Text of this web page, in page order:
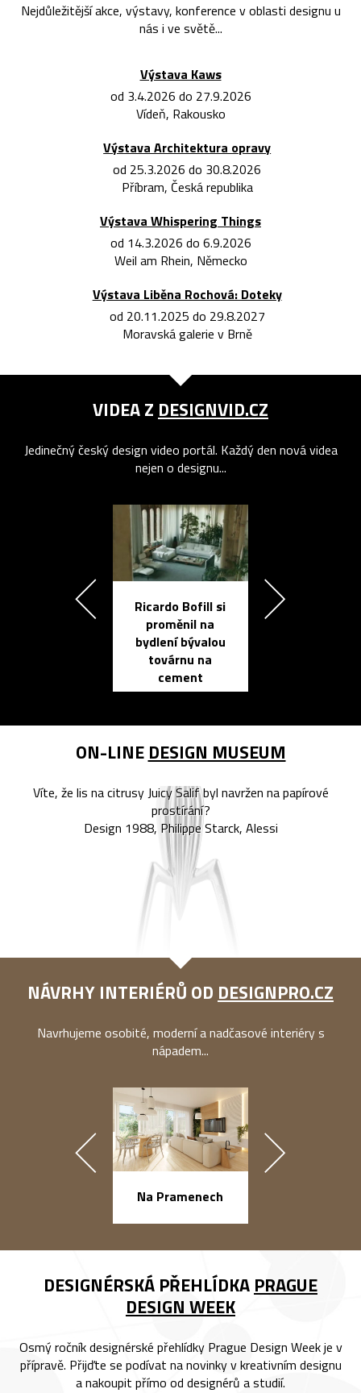
Nejdůležitější akce, výstavy, konference v oblasti designu u
nás i ve světě...
Výstava Kaws
od 3.4.2026 do 27.9.2026
Vídeň, Rakousko
Výstava Architektura opravy
od 25.3.2026 do 30.8.2026
Příbram, Česká republika
Výstava Whispering Things
od 14.3.2026 do 6.9.2026
Weil am Rhein, Německo
Výstava Liběna Rochová: Doteky
od 20.11.2025 do 29.8.2027
Moravská galerie v Brně
VIDEA Z DESIGNVID.CZ
Jedinečný český design video portál. Každý den nová videa
nejen o designu...
Ricardo Bofill si
proměnil na
bydlení bývalou
továrnu na
cement
ON-LINE DESIGN MUSEUM
Víte, že lis na citrusy Juicy Salif byl navržen na papírové
prostírání?
Design 1988, Philippe Starck, Alessi
NÁVRHY INTERIÉRŮ OD DESIGNPRO.CZ
Navrhujeme osobité, moderní a nadčasové interiéry s
nápadem...
Na Pramenech
DESIGNÉRSKÁ PŘEHLÍDKA PRAGUE
DESIGN WEEK
Osmý ročník designérské přehlídky Prague Design Week je v
přípravě. Přijďte se podívat na novinky v kreativním designu
a nakoupit přímo od designérů a studií.